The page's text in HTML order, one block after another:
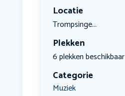
Locatie
Trompsinge...
Plekken
6 plekken beschikbaar
Categorie
Muziek